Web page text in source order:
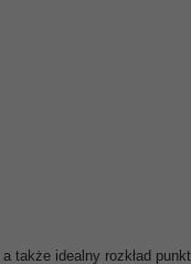
także idealny rozkład